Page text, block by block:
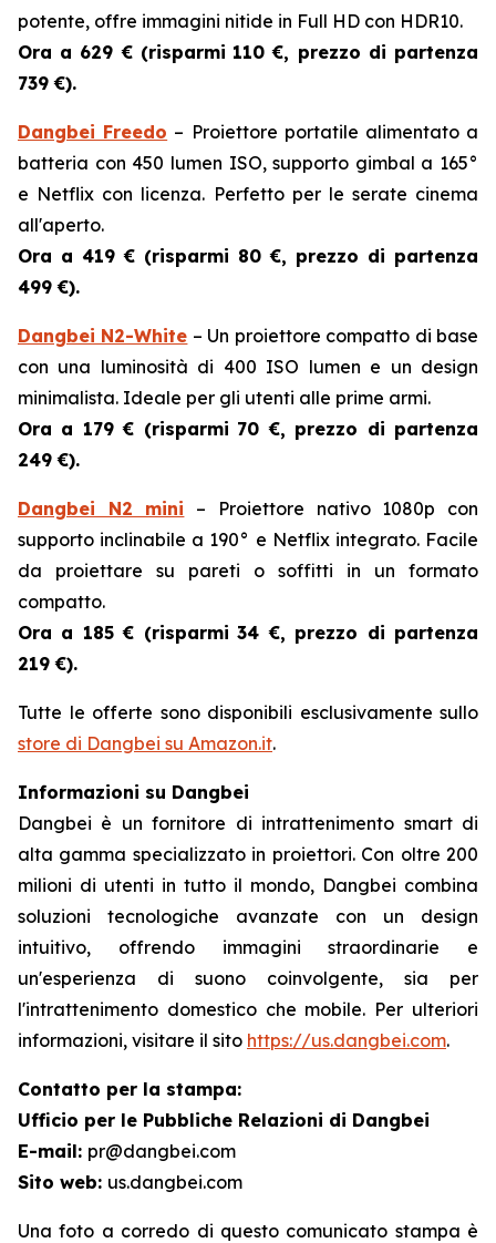
potente, offre immagini nitide in Full HD con HDR10.
Ora a 629 € (risparmi 110 €, prezzo di partenza
739 €).
Dangbei Freedo – Proiettore portatile alimentato a
batteria con 450 lumen ISO, supporto gimbal a 165°
e Netflix con licenza. Perfetto per le serate cinema
all'aperto.
Ora a 419 € (risparmi 80 €, prezzo di partenza
499 €).
Dangbei N2-White – Un proiettore compatto di base
con una luminosità di 400 ISO lumen e un design
minimalista. Ideale per gli utenti alle prime armi.
Ora a 179 € (risparmi 70 €, prezzo di partenza
249 €).
Dangbei N2 mini – Proiettore nativo 1080p con
supporto inclinabile a 190° e Netflix integrato. Facile
da proiettare su pareti o soffitti in un formato
compatto.
Ora a 185 € (risparmi 34 €, prezzo di partenza
219 €).
Tutte le offerte sono disponibili esclusivamente sullo
store di Dangbei su Amazon.it.
Informazioni su Dangbei
Dangbei è un fornitore di intrattenimento smart di
alta gamma specializzato in proiettori. Con oltre 200
milioni di utenti in tutto il mondo, Dangbei combina
soluzioni tecnologiche avanzate con un design
intuitivo, offrendo immagini straordinarie e
un'esperienza di suono coinvolgente, sia per
l'intrattenimento domestico che mobile. Per ulteriori
informazioni, visitare il sito https://us.dangbei.com.
Contatto per la stampa:
Ufficio per le Pubbliche Relazioni di Dangbei
E-mail: pr@dangbei.com
Sito web: us.dangbei.com
Una foto a corredo di questo comunicato stampa è